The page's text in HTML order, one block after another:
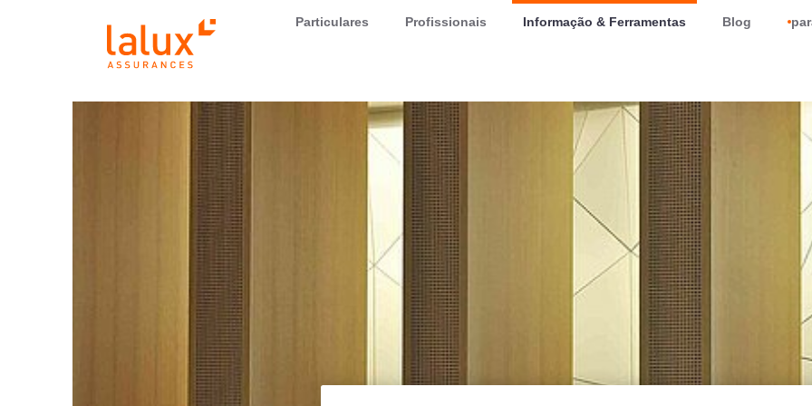
LALUX AssurancesParticulares Profissionais Informação & Ferramentas Blog